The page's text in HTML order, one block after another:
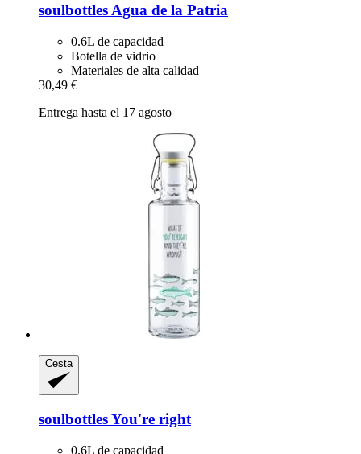
soulbottles Agua de la Patria
0.6L de capacidad
Botella de vidrio
Materiales de alta calidad
30,49 €
Entrega hasta el 17 agosto
Cesta
soulbottlesYou're right
0.6L de capacidad